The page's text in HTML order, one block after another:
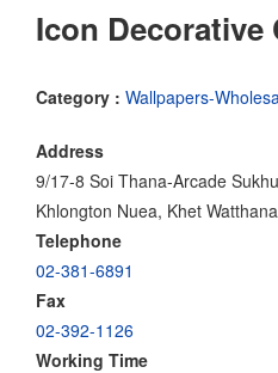
Icon Decorative
Category : Wallpapers-
Address
9/17-8 Soi Thana-Arcade
Khlongton Nuea, Khet
Telephone
02-381-6891
Fax
02-392-1126
Working Time